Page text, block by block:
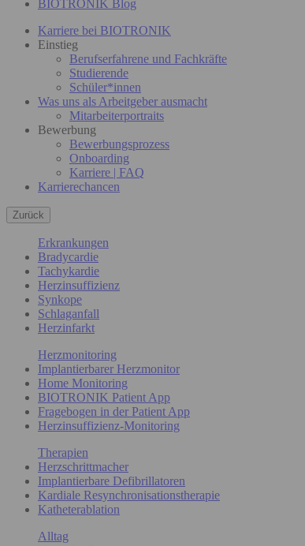
BIOTRONIK Blog
Karriere bei BIOTRONIK
Einstieg
Berufserfahrene und Fachkräfte
Studierende
Schüler*innen
Was uns als Arbeitgeber ausmacht
Mitarbeiterportraits
Bewerbung
Bewerbungsprozess
Onboarding
Karriere | FAQ
Karrierechancen
Zurück
Erkrankungen
Bradycardie
Tachykardie
Herzinsuffizienz
Synkope
Schlaganfall
Herzinfarkt
Herzmonitoring
Implantierbarer Herzmonitor
Home Monitoring
BIOTRONIK Patient App
Fragebogen in der Patient App
Herzinsuffizienz-Monitoring
Therapien
Herzschrittmacher
Implantierbare Defibrillatoren
Kardiale Resynchronisationstherapie
Katheterablation
Alltag